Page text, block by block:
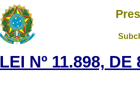
LEI Nº 11.898,